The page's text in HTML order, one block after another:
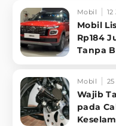
Mobil
Mobil
Rp184
Tanpa
Mobil
Wajib
pada